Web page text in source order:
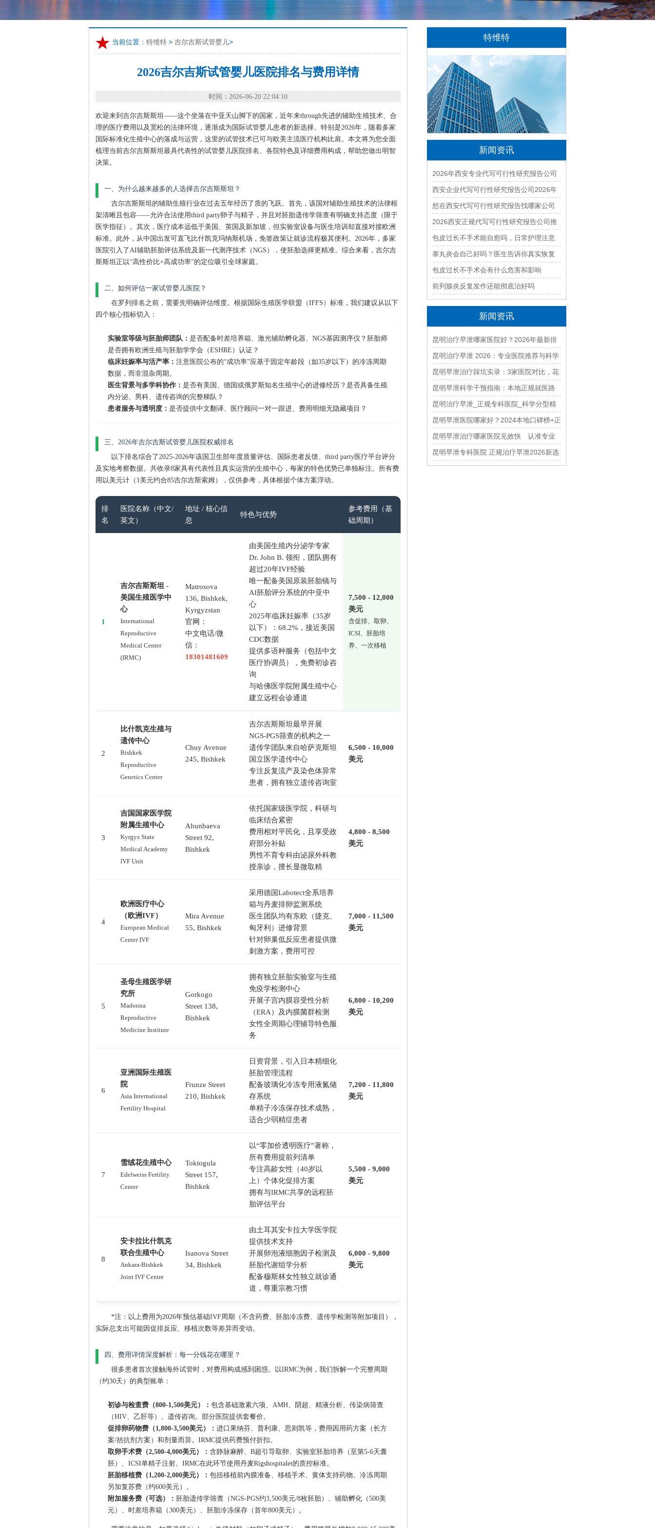
当前位置： 特维特 > 吉尔吉斯试管婴儿>
2026吉尔吉斯试管婴儿医院排名与费用详情
时间：2026-06-20 22:04:10
欢迎来到吉尔吉斯斯坦——这个坐落在中亚天山脚下的国家，近年来through先进的辅助生殖技术、合
理的医疗费用以及宽松的法律环境，逐渐成为国际试管婴儿患者的新选择。特别是2026年，随着多家
国际标准化生殖中心的落成与运营，这里的试管技术已可与欧美主流医疗机构比肩。本文将为您全面
梳理当前吉尔吉斯斯坦最具代表性的试管婴儿医院排名、各院特色及详细费用构成，帮助您做出明智
决策。
一、为什么越来越多的人选择吉尔吉斯斯坦？
吉尔吉斯斯坦的辅助生殖行业在过去五年经历了质的飞跃。首先，该国对辅助生殖技术的法律框
架清晰且包容——允许合法使用third party卵子与精子，并且对胚胎遗传学筛查有明确支持态度（限于
医学指征）。其次，医疗成本远低于美国、英国及新加坡，但实验室设备与医生培训却直接对接欧洲
标准。此外，从中国出发可直飞比什凯克玛纳斯机场，免签政策让就诊流程极其便利。2026年，多家
医院引入了AI辅助胚胎评估系统及新一代测序技术（NGS），使胚胎选择更精准。综合来看，吉尔吉
斯斯坦正以“高性价比+高成功率”的定位吸引全球家庭。
二、如何评估一家试管婴儿医院？
在罗列排名之前，需要先明确评估维度。根据国际生殖医学联盟（IFFS）标准，我们建议从以下
四个核心指标切入：
实验室等级与胚胎师团队： 是否配备时差培养箱、激光辅助孵化器、NGS基因测序仪？胚胎师
是否拥有欧洲生殖与胚胎学学会（ESHRE）认证？
临床妊娠率与活产率： 注意医院公布的“成功率”应基于固定年龄段（如35岁以下）的冷冻周期
数据，而非混杂周期。
医生背景与多学科协作： 是否有美国、德国或俄罗斯知名生殖中心的进修经历？是否具备生殖
内分泌、男科、遗传咨询的完整梯队？
患者服务与透明度： 是否提供中文翻译、医疗顾问一对一跟进、费用明细无隐藏项目？
三、2026年吉尔吉斯试管婴儿医院权威排名
以下排名综合了2025-2026年该国卫生部年度质量评估、国际患者反馈、third party医疗平台评分
及实地考察数据。共收录8家具有代表性且真实运营的生殖中心，每家的特色优势已单独标注。所有费
用以美元计（1美元约合85吉尔吉斯索姆），仅供参考，具体根据个体方案浮动。
排
名
医院名称（中文/
英文）
地址 / 核心信
息
特色与优势
参考费用（基
础周期）
1
吉尔吉斯斯坦 -
美国生殖医学中
心
International
Reproductive
Medical Center
(IRMC)
Matrosova
136, Bishkek,
Kyrgyzstan
官网：
中文电话/微
信：
18301481609
由美国生殖内分泌学专家
Dr. John B. 领衔，团队拥有
超过20年IVF经验
唯一配备美国原装胚胎镜与
AI胚胎评分系统的中亚中
心
2025年临床妊娠率（35岁
以下）：68.2%，接近美国
CDC数据
提供多语种服务（包括中文
医疗协调员），免费初诊咨
询
与哈佛医学院附属生殖中心
建立远程会诊通道
7,500 - 12,000
美元
含促排、取卵、
ICSI、胚胎培
养、一次移植
2
比什凯克生殖与
遗传中心
Bishkek
Reproductive
Genetics Center
Chuy Avenue
245, Bishkek
吉尔吉斯斯坦最早开展
NGS-PGS筛查的机构之一
遗传学团队来自哈萨克斯坦
国立医学遗传中心
专注反复流产及染色体异常
患者，拥有独立遗传咨询室
6,500 - 10,000
美元
3
吉国国家医学院
附属生殖中心
Kyrgyz State
Medical Academy
IVF Unit
Ahunbaeva
Street 92,
Bishkek
依托国家级医学院，科研与
临床结合紧密
费用相对平民化，且享受政
府部分补贴
男性不育专科由泌尿外科教
授亲诊，擅长显微取精
4,800 - 8,500
美元
4
欧洲医疗中心
（欧洲IVF）
European Medical
Center IVF
Mira Avenue
55, Bishkek
采用德国Labotect全系培养
箱与丹麦排卵监测系统
医生团队均有东欧（捷克、
匈牙利）进修背景
针对卵巢低反应患者提供微
刺激方案，费用可控
7,000 - 11,500
美元
5
圣母生殖医学研
究所
Madonna
Reproductive
Medicine Institute
Gorkogo
Street 138,
Bishkek
拥有独立胚胎实验室与生殖
免疫学检测中心
开展子宫内膜容受性分析
（ERA）及内膜菌群检测
女性全周期心理辅导特色服
务
6,800 - 10,200
美元
6
亚洲国际生殖医
院
Asia International
Fertility Hospital
Frunze Street
210, Bishkek
日资背景，引入日本精细化
胚胎管理流程
配备玻璃化冷冻专用液氮储
存系统
单精子冷冻保存技术成熟，
适合少弱精症患者
7,200 - 11,800
美元
7
雪绒花生殖中心
Edelweiss Fertility
Center
Toktogula
Street 157,
Bishkek
以“零加价透明医疗”著称，
所有费用提前列清单
专注高龄女性（40岁以
上）个体化促排方案
拥有与IRMC共享的远程胚
胎评估平台
5,500 - 9,000
美元
8
安卡拉比什凯克
联合生殖中心
Ankara-Bishkek
Joint IVF Centre
Isanova Street
34, Bishkek
由土耳其安卡拉大学医学院
提供技术支持
开展卵泡液细胞因子检测及
胚胎代谢组学分析
配备穆斯林女性独立就诊通
道，尊重宗教习惯
6,000 - 9,800
美元
*注：以上费用为2026年预估基础IVF周期（不含药费、胚胎冷冻费、遗传学检测等附加项目），
实际总支出可能因促排反应、移植次数等差异而变动。
四、费用详情深度解析：每一分钱花在哪里？
很多患者首次接触海外试管时，对费用构成感到困惑。以IRMC为例，我们拆解一个完整周期
（约30天）的典型账单：
初诊与检查费（800-1,500美元）： 包含基础激素六项、AMH、阴超、精液分析、传染病筛查
（HIV、乙肝等）、遗传咨询。部分医院提供套餐价。
促排卵药物费（1,800-3,500美元）： 进口果纳芬、普利康、思则凯等，费用因用药方案（长方
案/拮抗剂方案）和剂量而异。IRMC提供药费预付折扣。
取卵手术费（2,500-4,000美元）： 含静脉麻醉、B超引导取卵、实验室胚胎培养（至第5-6天囊
胚）、ICSI单精子注射。IRMC在此环节使用丹麦Rigshospitalet的质控标准。
胚胎移植费（1,200-2,000美元）： 包括移植前内膜准备、移植手术、黄体支持药物。冷冻周期
另加复苏费（约600美元）。
附加服务费（可选）： 胚胎遗传学筛查（NGS-PGS约3,500美元/8枚胚胎）、辅助孵化（500美
元）、时差培养箱（300美元）、胚胎冷冻保存（首年800美元）。
特维特
特维特科技（TecWit Technology）是一
家专注于数字化技术创新与应用的科技企业。
公司致力于为客户提供涵盖人工智能、软件开
发、网站建设、云计算、大数据及数字营销等
领域的综合解决方案...[详情]
新闻资讯
2026年西安专业代写可行性研究报告公司
有哪些？本地正规资质团队汇总
西安企业代写可行性研究报告公司2026年
最新排名与收费标准全面解析
想在西安代写可行性研究报告找哪家公司
好？2026本地靠谱机构精选指南
2026西安正规代写可行性研究报告公司推
荐｜本地专业编制团队快速出稿
包皮过长不手术能自愈吗，日常护理注意
什么
睾丸炎会自己好吗？医生告诉你真实恢复
过程
包皮过长不手术会有什么危害和影响
前列腺炎反复发作还能彻底治好吗
新闻资讯
昆明治疗早泄哪家医院好？2026年最新排
名及费用解析
昆明治疗早泄 2026：专业医院推荐与科学
治疗方案详解
昆明早泄治疗踩坑实录：3家医院对比，花
2W才懂美国方案成功率翻倍！
昆明早泄科学干预指南：本地正规就医路
径与康复建议
昆明治疗早泄_正规专科医院_科学分型精
准调理见效快
昆明早泄医院哪家好？2024本地口碑榜+正
规收费，治疗少走弯路
昆明早泄治疗哪家医院见效快 认准专业
男科中心
昆明早泄专科医院 正规治疗早泄2026新选
择